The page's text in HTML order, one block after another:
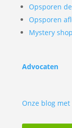
Opsporen
Opsporen
Mystery
Advocaten
Onze blog